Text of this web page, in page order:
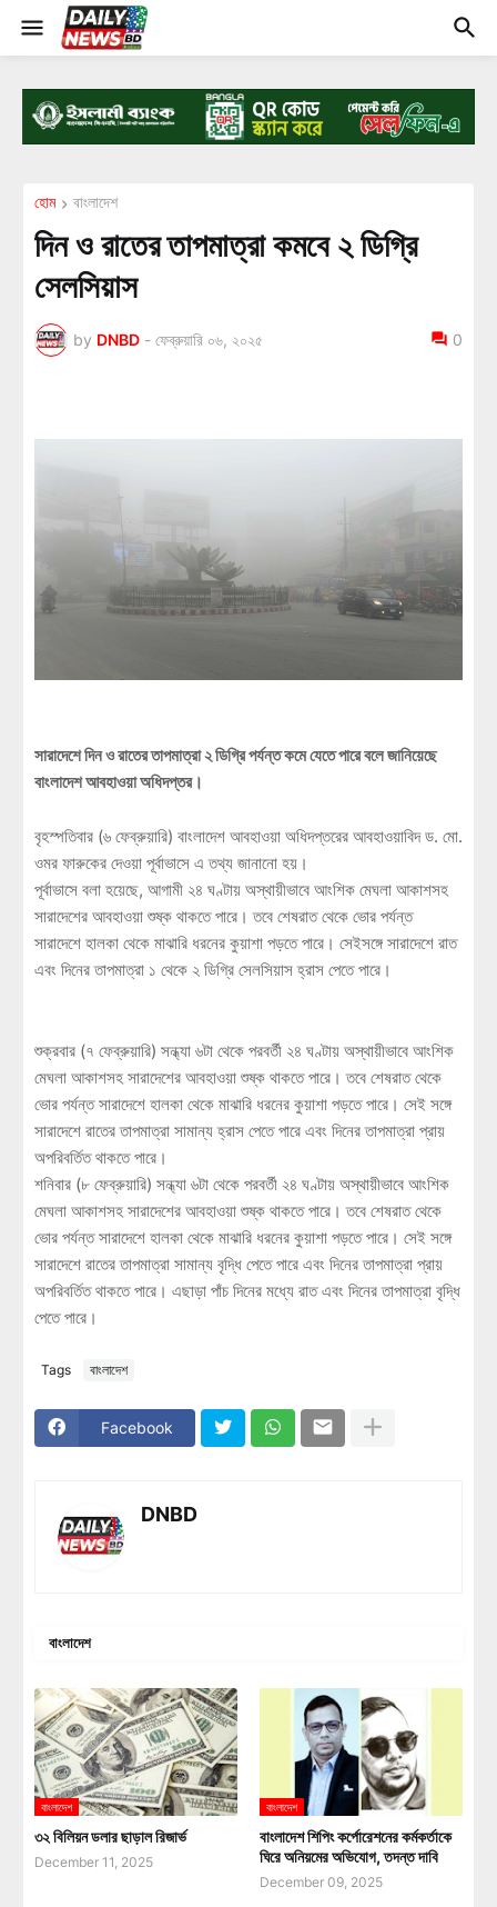
হোম বাংলাদেশ
দিন ও রাতের তাপমাত্রা কমবে ২ ডিগ্রি
সেলসিয়াস
by DNBD - ফেব্রুয়ারি ০৬, ২০২৫ 0
সারাদেশে দিন ও রাতের তাপমাত্রা ২ ডিগ্রি পর্যন্ত কমে যেতে পারে বলে জানিয়েছে
বাংলাদেশ আবহাওয়া অধিদপ্তর।
বৃহস্পতিবার (৬ ফেব্রুয়ারি) বাংলাদেশ আবহাওয়া অধিদপ্তরের আবহাওয়াবিদ ড. মো.
ওমর ফারুকের দেওয়া পূর্বাভাসে এ তথ্য জানানো হয়।
পূর্বাভাসে বলা হয়েছে, আগামী ২৪ ঘণ্টায় অস্থায়ীভাবে আংশিক মেঘলা আকাশসহ
সারাদেশের আবহাওয়া শুষ্ক থাকতে পারে। তবে শেষরাত থেকে ভোর পর্যন্ত
সারাদেশে হালকা থেকে মাঝারি ধরনের কুয়াশা পড়তে পারে। সেইসঙ্গে সারাদেশে রাত
এবং দিনের তাপমাত্রা ১ থেকে ২ ডিগ্রি সেলসিয়াস হ্রাস পেতে পারে।
শুক্রবার (৭ ফেব্রুয়ারি) সন্ধ্যা ৬টা থেকে পরবর্তী ২৪ ঘণ্টায় অস্থায়ীভাবে আংশিক
মেঘলা আকাশসহ সারাদেশের আবহাওয়া শুষ্ক থাকতে পারে। তবে শেষরাত থেকে
ভোর পর্যন্ত সারাদেশে হালকা থেকে মাঝারি ধরনের কুয়াশা পড়তে পারে। সেই সঙ্গে
সারাদেশে রাতের তাপমাত্রা সামান্য হ্রাস পেতে পারে এবং দিনের তাপমাত্রা প্রায়
অপরিবর্তিত থাকতে পারে।
শনিবার (৮ ফেব্রুয়ারি) সন্ধ্যা ৬টা থেকে পরবর্তী ২৪ ঘণ্টায় অস্থায়ীভাবে আংশিক
মেঘলা আকাশসহ সারাদেশের আবহাওয়া শুষ্ক থাকতে পারে। তবে শেষরাত থেকে
ভোর পর্যন্ত সারাদেশে হালকা থেকে মাঝারি ধরনের কুয়াশা পড়তে পারে। সেই সঙ্গে
সারাদেশে রাতের তাপমাত্রা সামান্য বৃদ্ধি পেতে পারে এবং দিনের তাপমাত্রা প্রায়
অপরিবর্তিত থাকতে পারে। এছাড়া পাঁচ দিনের মধ্যে রাত এবং দিনের তাপমাত্রা বৃদ্ধি
পেতে পারে।
Tags বাংলাদেশ
Facebook
DNBD
বাংলাদেশ
বাংলাদেশ
৩২ বিলিয়ন ডলার ছাড়াল রিজার্ভ
December 11, 2025
বাংলাদেশ
বাংলাদেশ শিপিং কর্পোরেশনের কর্মকর্তাকে
ঘিরে অনিয়মের অভিযোগ, তদন্ত দাবি
December 09, 2025